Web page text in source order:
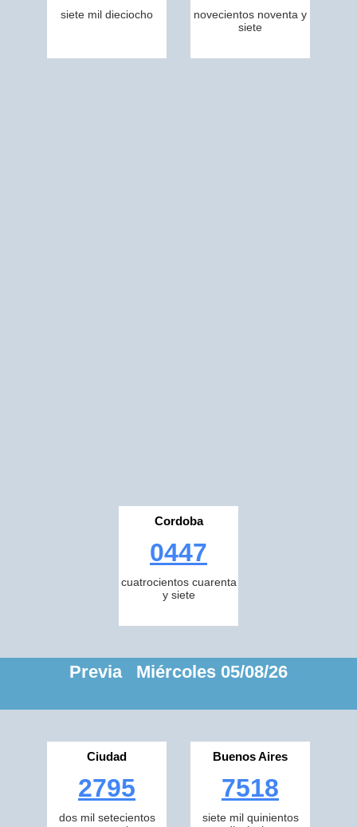
siete mil dieciocho
novecientos noventa y
siete
Cordoba
0447
cuatrocientos cuarenta
y siete
Previa Miércoles 05/08/26
Ciudad
2795
dos mil setecientos
Buenos Aires
7518
siete mil quinientos